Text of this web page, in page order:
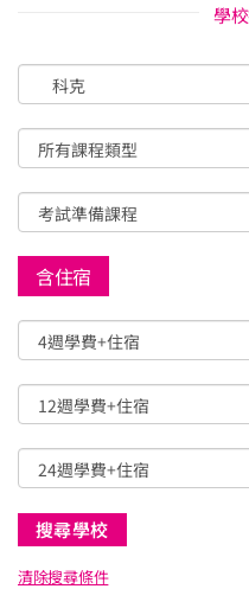
學
含住宿
清除搜尋條件